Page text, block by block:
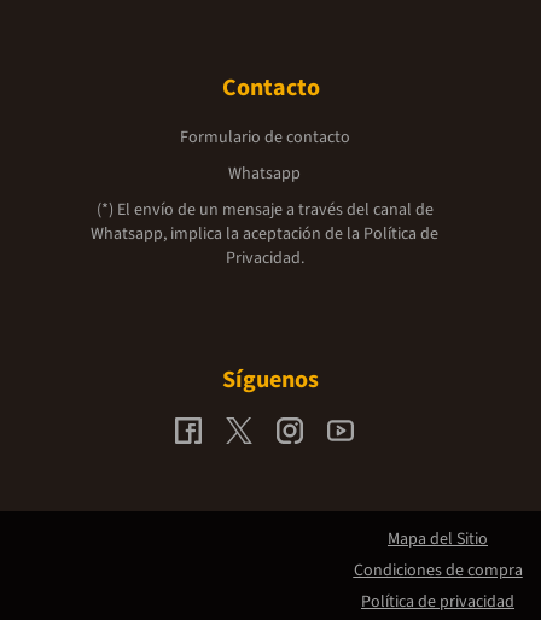
Contacto
Formulario de contacto
Whatsapp
(*) El envío de un mensaje a través del canal de
Whatsapp, implica la aceptación de la Política de
Privacidad.
Síguenos
Mapa del Sitio
Condiciones de compra
Política de privacidad